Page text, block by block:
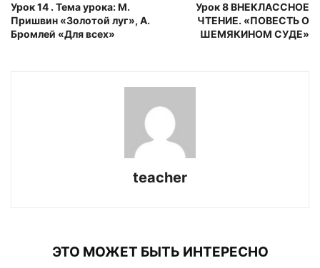
Урок 14 . Тема урока: М.
Пришвин «Золотой луг», А.
Бромлей «Для всех»
Урок 8 ВНЕКЛАССНОЕ
ЧТЕНИЕ. «ПОВЕСТЬ О
ШЕМЯКИНОМ СУДЕ»
teacher
ЭТО МОЖЕТ БЫТЬ ИНТЕРЕСНО